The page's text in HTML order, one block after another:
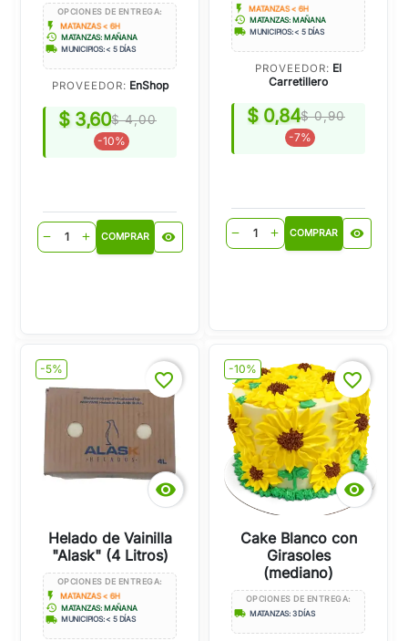
OPCIONES DE ENTREGA:
flash_on MATANZAS < 6H
history MATANZAS: MAÑANA
local_shipping MUNICIPIOS: < 5 DÍAS
PROVEEDOR: EnShop
$ 3,60$ 4,00
-10%
remove add COMPRAR visibility
flash_on MATANZAS < 6H
history MATANZAS: MAÑANA
local_shipping MUNICIPIOS: < 5 DÍAS
PROVEEDOR: El
Carretillero
$ 0,84$ 0,90
-7%
remove add COMPRAR visibility
-5%

favorite_border
Helado de Vainilla
"Alask" (4 Litros)
OPCIONES DE ENTREGA:
flash_on MATANZAS < 6H
history MATANZAS: MAÑANA
local_shipping MUNICIPIOS: < 5 DÍAS
-10%

favorite_border
Cake Blanco con
Girasoles
(mediano)
OPCIONES DE ENTREGA:
local_shipping MATANZAS: 3 DÍAS